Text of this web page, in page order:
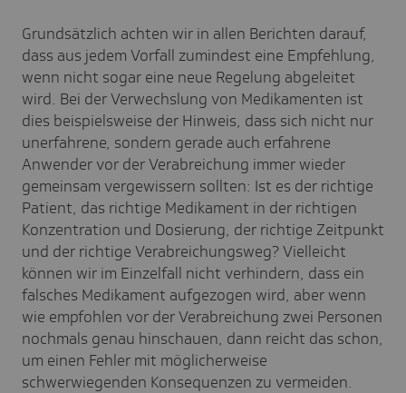
Grundsätzlich achten wir in allen Berichten darauf,
dass aus jedem Vorfall zumindest eine Empfehlung,
wenn nicht sogar eine neue Regelung abgeleitet
wird. Bei der Verwechslung von Medikamenten ist
dies beispielsweise der Hinweis, dass sich nicht nur
unerfahrene, sondern gerade auch erfahrene
Anwender vor der Verabreichung immer wieder
gemeinsam vergewissern sollten: Ist es der richtige
Patient, das richtige Medikament in der richtigen
Konzentration und Dosierung, der richtige Zeitpunkt
und der richtige Verabreichungsweg? Vielleicht
können wir im Einzelfall nicht verhindern, dass ein
falsches Medikament aufgezogen wird, aber wenn
wie empfohlen vor der Verabreichung zwei Personen
nochmals genau hinschauen, dann reicht das schon,
um einen Fehler mit möglicherweise
schwerwiegenden Konsequenzen zu vermeiden.